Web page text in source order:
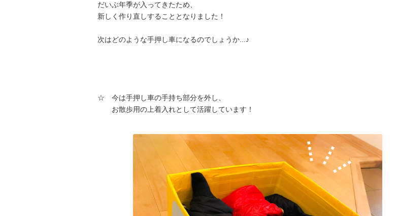
だいぶ年季が入ってきたため、
新しく作り直しすることとなりました！
次はどのような手押し車になるのでしょうか...♪
☆ 今は手押し車の手持ち部分を外し、
お散歩用の上着入れとして活躍しています！